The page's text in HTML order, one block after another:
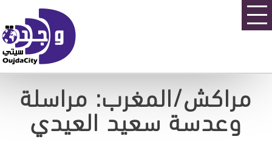
مراكش/المغرب: مراسلة
وعدسة سعيد العيدي